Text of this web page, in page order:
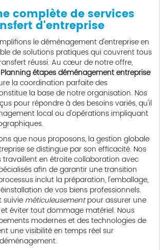
complète de services
d'entreprise
le déménagement d'entreprise en
de solutions pratiques qui couvrent tous
réussi. Au cœur de notre offre,
Planning étapes déménagement entreprise
la coordination parfaite des
la base de notre organisation. Nos
pour répondre à des besoins variés, qu'il
local ou d'opérations impliquant
que nous proposons, la gestion globale
se distingue par son efficacité. Nos
travaillent en étroite collaboration avec
afin de garantir une transition
inclut la préparation, l'emballage,
de vos biens professionnels.
suivie méticuleusementpour assurer une
éviter tout dommage matériel. Nous
modernes et des technologies de
une visibilité en temps réel sur